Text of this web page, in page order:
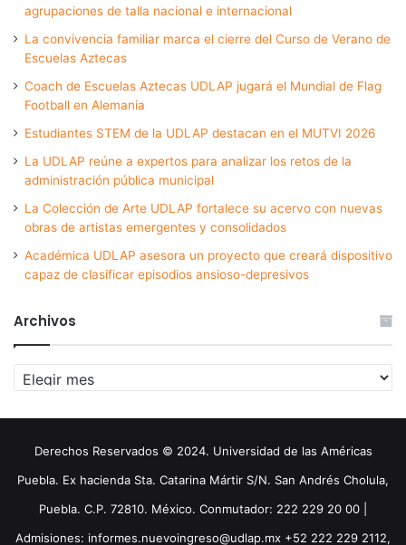
agrupaciones de talla nacional e internacional
La convivencia familiar marca el cierre del Curso de Verano de
Escuelas Aztecas
Coach de Escuelas Aztecas UDLAP jugará el Mundial de Flag
Football en Alemania
Estudiantes STEM de la UDLAP destacan en el MUTVI 2026
La UDLAP reúne a expertos para analizar los retos de la
administración pública municipal
La Colección de Arte UDLAP fortalece su acervo con nuevas
obras de artistas emergentes y consolidados
Académica UDLAP asesora un proyecto que creará dispositivo
capaz de clasificar episodios ansioso-depresivos
Archivos
Archivos
Derechos Reservados © 2024. Universidad de las Américas
Puebla. Ex hacienda Sta. Catarina Mártir S/N. San Andrés Cholula,
Puebla. C.P. 72810. México. Conmutador: 222 229 20 00 |
Admisiones: informes.nuevoingreso@udlap.mx +52 222 229 2112,